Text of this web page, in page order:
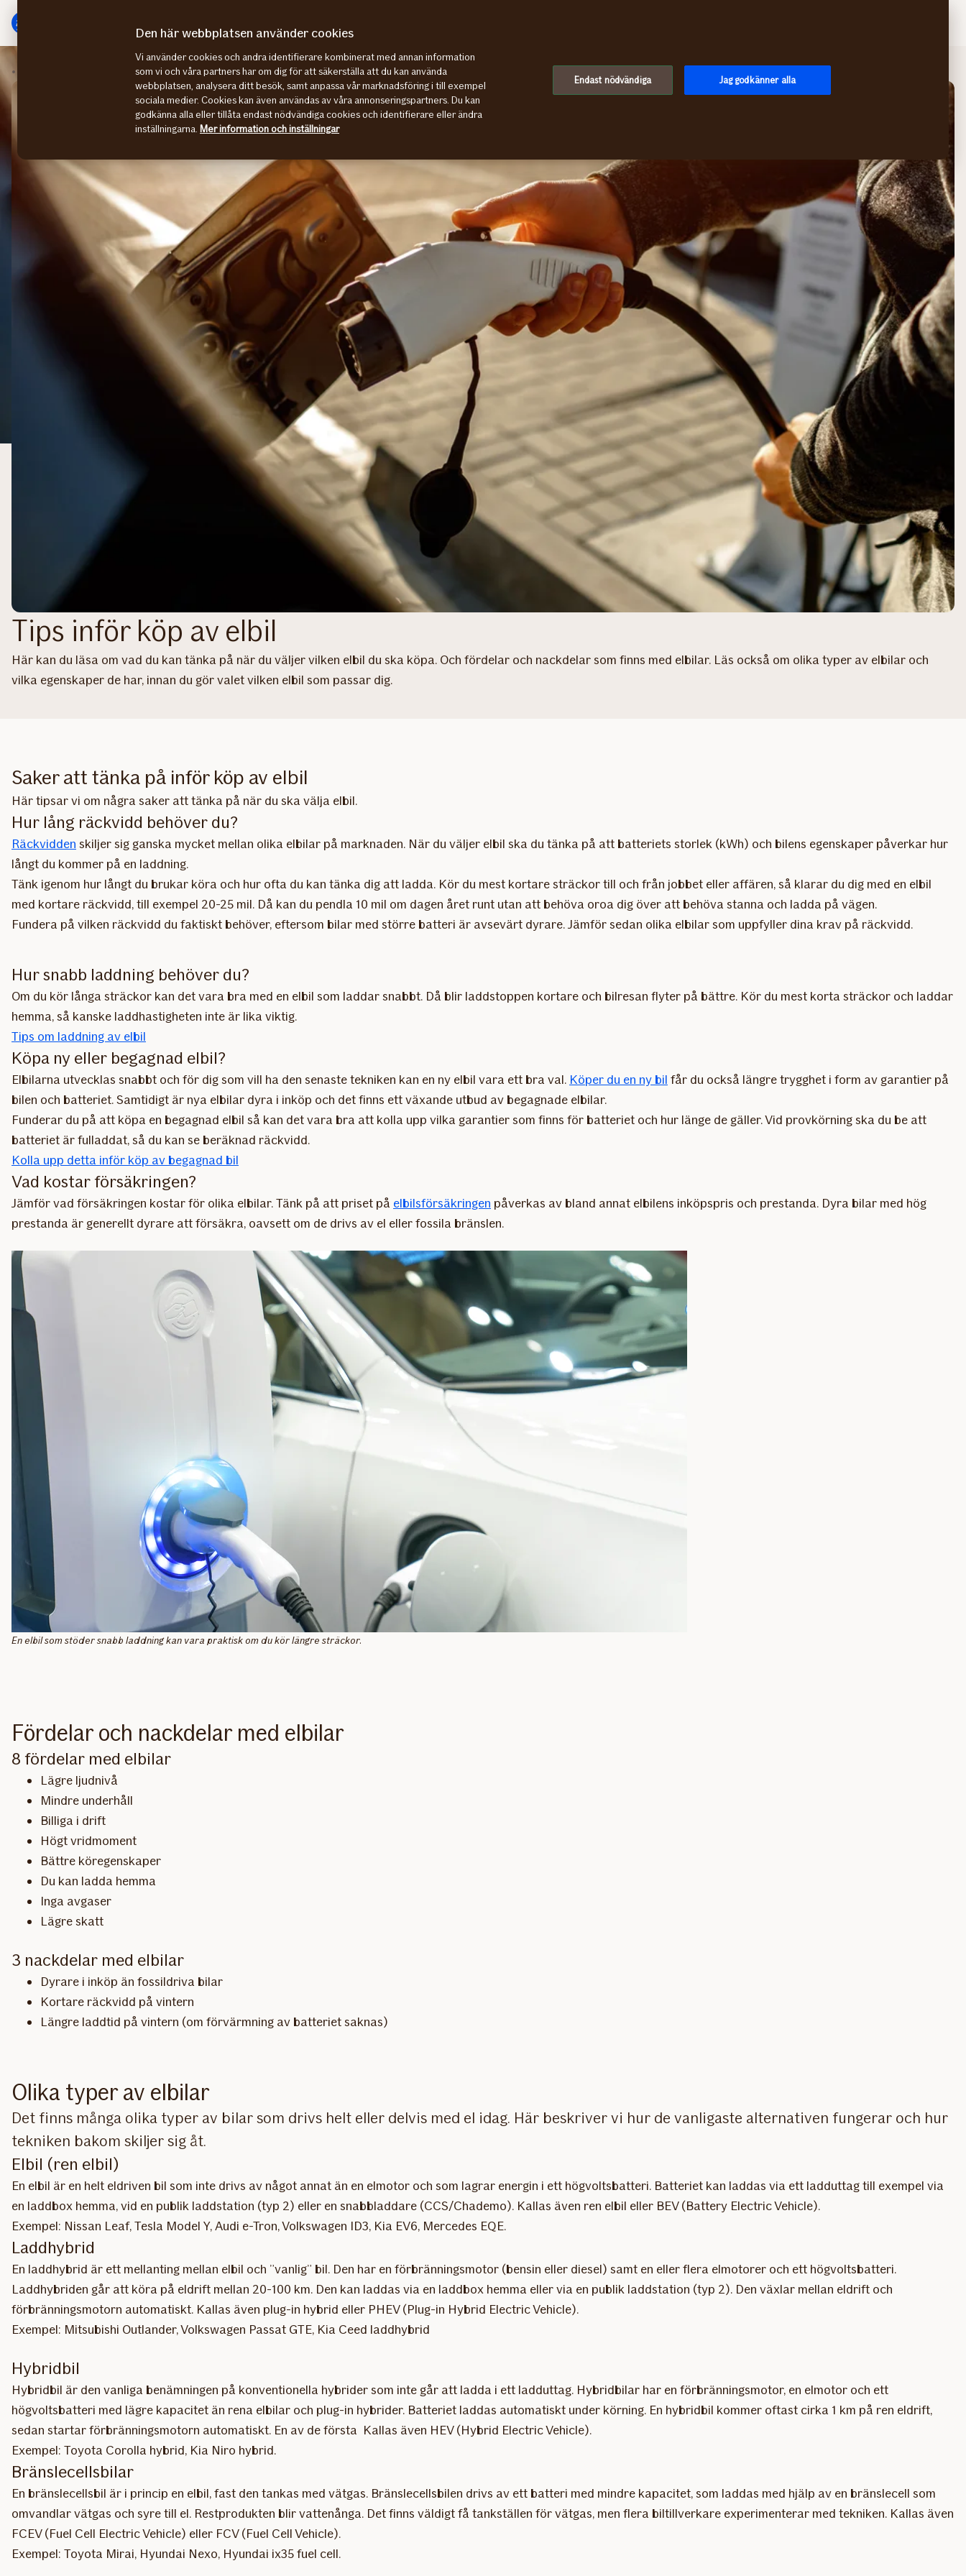
direkt
huvudmenyn
direkt
innehåll
Tips inför köp av elbil
Tips inför köp av elbil
Här kan du läsa om vad du kan tänka på när du väljer vilken elbil du ska köpa. Och fördelar och nackdelar som finns med elbilar. Läs också om olika typer av elbilar och
vilka egenskaper de har, innan du gör valet vilken elbil som passar dig.
Saker att tänka på inför köp av elbil
Här tipsar vi om några saker att tänka på när du ska välja elbil.
Hur lång räckvidd behöver du?
Räckvidden skiljer sig ganska mycket mellan olika elbilar på marknaden. När du väljer elbil ska du tänka på att batteriets storlek (kWh) och bilens egenskaper påverkar hur
långt du kommer på en laddning.
Tänk igenom hur långt du brukar köra och hur ofta du kan tänka dig att ladda. Kör du mest kortare sträckor till och från jobbet eller affären, så klarar du dig med en elbil
med kortare räckvidd, till exempel 20-25 mil. Då kan du pendla 10 mil om dagen året runt utan att behöva oroa dig över att behöva stanna och ladda på vägen.
Fundera på vilken räckvidd du faktiskt behöver, eftersom bilar med större batteri är avsevärt dyrare. Jämför sedan olika elbilar som uppfyller dina krav på räckvidd.
Hur snabb laddning behöver du?
Om du kör långa sträckor kan det vara bra med en elbil som laddar snabbt. Då blir laddstoppen kortare och bilresan flyter på bättre. Kör du mest korta sträckor och laddar
hemma, så kanske laddhastigheten inte är lika viktig.
Tips om laddning av elbil
Köpa ny eller begagnad elbil?
Elbilarna utvecklas snabbt och för dig som vill ha den senaste tekniken kan en ny elbil vara ett bra val. Köper du en ny bil får du också längre trygghet i form av garantier på
bilen och batteriet. Samtidigt är nya elbilar dyra i inköp och det finns ett växande utbud av begagnade elbilar.
Funderar du på att köpa en begagnad elbil så kan det vara bra att kolla upp vilka garantier som finns för batteriet och hur länge de gäller. Vid provkörning ska du be att
batteriet är fulladdat, så du kan se beräknad räckvidd.
Kolla upp detta inför köp av begagnad bil
Vad kostar försäkringen?
Jämför vad försäkringen kostar för olika elbilar. Tänk på att priset på elbilsförsäkringen påverkas av bland annat elbilens inköpspris och prestanda. Dyra bilar med hög
prestanda är generellt dyrare att försäkra, oavsett om de drivs av el eller fossila bränslen.
En elbil som stöder snabb laddning kan vara praktisk om du kör längre sträckor.
Fördelar och nackdelar med elbilar
8 fördelar med elbilar
Lägre ljudnivå
Mindre underhåll
Billiga i drift
Högt vridmoment
Bättre köregenskaper
Du kan ladda hemma
Inga avgaser
Lägre skatt
3 nackdelar med elbilar
Dyrare i inköp än fossildriva bilar
Kortare räckvidd på vintern
Längre laddtid på vintern (om förvärmning av batteriet saknas)
Olika typer av elbilar
Det finns många olika typer av bilar som drivs helt eller delvis med el idag. Här beskriver vi hur de vanligaste alternativen fungerar och hur
tekniken bakom skiljer sig åt.
Elbil (ren elbil)
En elbil är en helt eldriven bil som inte drivs av något annat än en elmotor och som lagrar energin i ett högvoltsbatteri. Batteriet kan laddas via ett ladduttag till exempel via
en laddbox hemma, vid en publik laddstation (typ 2) eller en snabbladdare (CCS/Chademo). Kallas även ren elbil eller BEV (Battery Electric Vehicle).
Exempel: Nissan Leaf, Tesla Model Y, Audi e-Tron, Volkswagen ID3, Kia EV6, Mercedes EQE.
Laddhybrid
En laddhybrid är ett mellanting mellan elbil och ”vanlig” bil. Den har en förbränningsmotor (bensin eller diesel) samt en eller flera elmotorer och ett högvoltsbatteri.
Laddhybriden går att köra på eldrift mellan 20-100 km. Den kan laddas via en laddbox hemma eller via en publik laddstation (typ 2). Den växlar mellan eldrift och
förbränningsmotorn automatiskt. Kallas även plug-in hybrid eller PHEV (Plug-in Hybrid Electric Vehicle).
Exempel: Mitsubishi Outlander, Volkswagen Passat GTE, Kia Ceed laddhybrid
Hybridbil
Hybridbil är den vanliga benämningen på konventionella hybrider som inte går att ladda i ett ladduttag. Hybridbilar har en förbränningsmotor, en elmotor och ett
högvoltsbatteri med lägre kapacitet än rena elbilar och plug-in hybrider. Batteriet laddas automatiskt under körning. En hybridbil kommer oftast cirka 1 km på ren eldrift,
sedan startar förbränningsmotorn automatiskt. En av de första Kallas även HEV (Hybrid Electric Vehicle).
Exempel: Toyota Corolla hybrid, Kia Niro hybrid.
Bränslecellsbilar
En bränslecellsbil är i princip en elbil, fast den tankas med vätgas. Bränslecellsbilen drivs av ett batteri med mindre kapacitet, som laddas med hjälp av en bränslecell som
omvandlar vätgas och syre till el. Restprodukten blir vattenånga. Det finns väldigt få tankställen för vätgas, men flera biltillverkare experimenterar med tekniken. Kallas även
FCEV (Fuel Cell Electric Vehicle) eller FCV (Fuel Cell Vehicle).
Exempel: Toyota Mirai, Hyundai Nexo, Hyundai ix35 fuel cell.
Den här webbplatsen använder cookies
Vi använder cookies och andra identifierare kombinerat med annan information
som vi och våra partners har om dig för att säkerställa att du kan använda
webbplatsen, analysera ditt besök, samt anpassa vår marknadsföring i till exempel
sociala medier. Cookies kan även användas av våra annonseringspartners. Du kan
godkänna alla eller tillåta endast nödvändiga cookies och identifierare eller ändra
inställningarna. Mer information och inställningar
Endast nödvändiga Jag godkänner alla